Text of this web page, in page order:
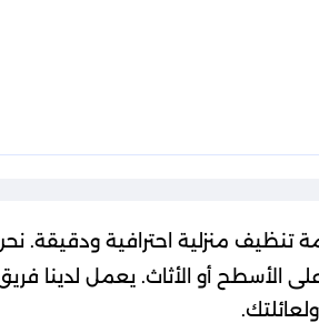
تنظيف منزلية احترافية
على الأسطح أو الأثاث. يعمل لدينا